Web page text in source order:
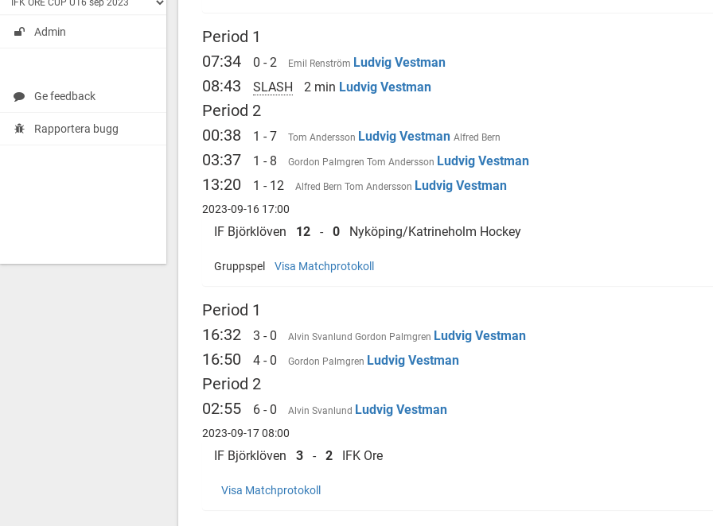
Admin
Ge feedback
Rapportera bugg
Period 1
07:34
0 - 2 Emil Renström Ludvig Vestman
08:43 SLASH 2 min Ludvig Vestman
Period 2
00:38
1 - 7 Tom Andersson Ludvig Vestman Alfred Bern
03:37 1 - 8 Gordon Palmgren Tom Andersson Ludvig Vestman
13:20 1 - 12 Alfred Bern Tom Andersson Ludvig Vestman
2023-09-16 17:00
IF Björklöven 12 - 0 Nyköping/Katrineholm Hockey
Gruppspel Visa Matchprotokoll
Period 1
16:32
3 - 0 Alvin Svanlund Gordon Palmgren Ludvig Vestman
16:50 4 - 0 Gordon Palmgren Ludvig Vestman
Period 2
02:55
6 - 0 Alvin Svanlund Ludvig Vestman
2023-09-17 08:00
IF Björklöven 3 - 2 IFK Ore
Visa Matchprotokoll